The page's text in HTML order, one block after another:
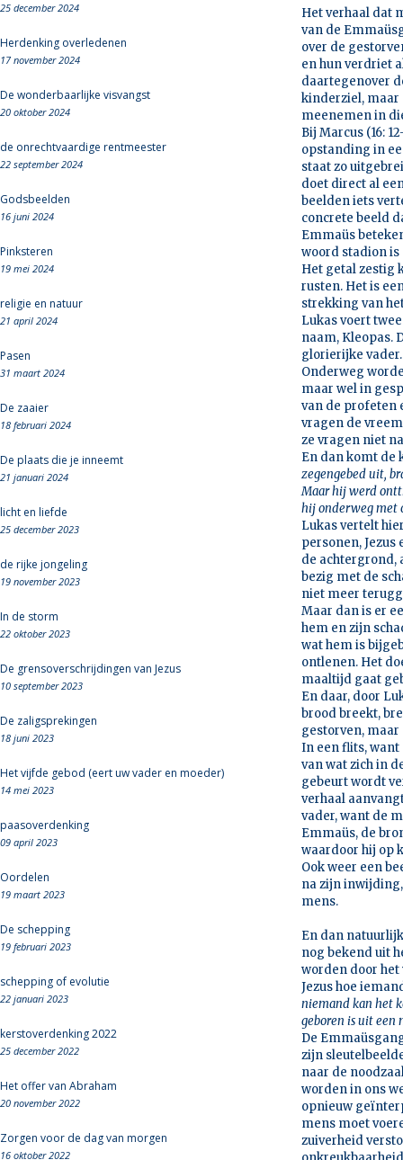
25 december 2024
Herdenking overledenen
17 november 2024
De wonderbaarlijke visvangst
20 oktober 2024
de onrechtvaardige rentmeester
22 september 2024
Godsbeelden
16 juni 2024
Pinksteren
19 mei 2024
religie en natuur
21 april 2024
Pasen
31 maart 2024
De zaaier
18 februari 2024
De plaats die je inneemt
21 januari 2024
licht en liefde
25 december 2023
de rijke jongeling
19 november 2023
In de storm
22 oktober 2023
De grensoverschrijdingen van Jezus
10 september 2023
De zaligsprekingen
18 juni 2023
Het vijfde gebod (eert uw vader en moeder)
14 mei 2023
paasoverdenking
09 april 2023
Oordelen
19 maart 2023
De schepping
19 februari 2023
schepping of evolutie
22 januari 2023
kerstoverdenking 2022
25 december 2022
Het offer van Abraham
20 november 2022
Zorgen voor de dag van morgen
16 oktober 2022
Het verhaal dat
van de
over de
en hun verdriet
daartegenover
kinderziel, maar
meenemen in
Bij Marcus (16:
opstanding in
staat zo
doet direct al
beelden iets
concrete beeld
Emmaüs
woord stadion
Het getal zestig
rusten. Het is
strekking van
Lukas voert
naam, Kleopas.
glorierijke
Onderweg
maar wel in
van de profeten
vragen de
ze vragen niet
En dan komt de
zegengebed uit,
Maar hij werd
hij onderweg met
Lukas vertelt
personen,
de achtergrond,
bezig met de
niet meer
Maar dan is er
hem en zijn
wat hem is
ontlenen. Het
maaltijd gaat
En daar, door
brood breekt,
gestorven,
In een flits,
van wat zich in
gebeurt wordt
verhaal
vader, want de
Emmaüs, de
waardoor hij op
Ook weer een
na zijn
mens.
En dan
nog bekend uit
worden door het
Jezus hoe
niemand kan het
geboren is uit een
De
zijn
naar de
worden in ons
opnieuw
mens moet
zuiverheid